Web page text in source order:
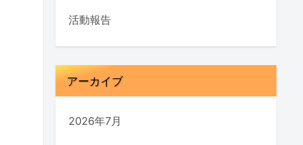
活動報告
アーカイブ
2026年7月